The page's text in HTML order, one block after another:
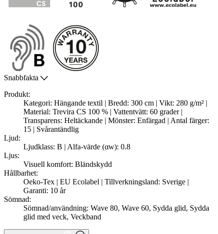
Snabbfakta
Produkt:
Kategori: Hängande textil | Bredd: 300 cm | Vikt: 280 g/m² |
Material: Trevira CS 100 % | Vattentvätt: 60 grader |
Transparens: Heltäckande | Mönster: Enfärgad | Antal färger:
15 | Svårantändlig
Ljud:
Ljudklass: B | Alfa-värde (αw): 0.8
Ljus:
Visuell komfort: Bländskydd
Hållbarhet:
Oeko-Tex | EU Ecolabel | Tillverkningsland: Sverige |
Garanti: 10 år
Sömnad:
Sömnad/användning: Wave 80, Wave 60, Sydda glid, Sydda
glid med veck, Veckband